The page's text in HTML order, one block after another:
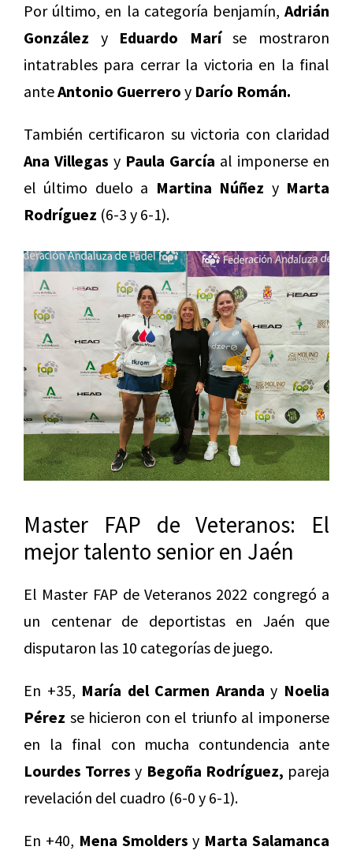
Por último, en la categoría benjamín, Adrián
González y Eduardo Maríse mostraron
intatrables para cerrar la victoria en la final
anteAntonio Guerrero y Darío Román.
También certificaron su victoria con claridad
Ana Villegas y Paula García al imponerse en
el último duelo a Martina Núñez y Marta
Rodríguez (6-3 y 6-1).
Master FAP de Veteranos: El
mejor talento senior en Jaén
El Master FAP de Veteranos 2022 congregó a
un centenar de deportistas en Jaén que
disputaron las 10 categorías de juego.
En +35, María del Carmen Aranda y Noelia
Pérez se hicieron con el triunfo al imponerse
en la final con mucha contundencia ante
Lourdes Torres y Begoña Rodríguez, pareja
revelación del cuadro (6-0 y 6-1).
En +40, Mena Smolders y Marta Salamanca